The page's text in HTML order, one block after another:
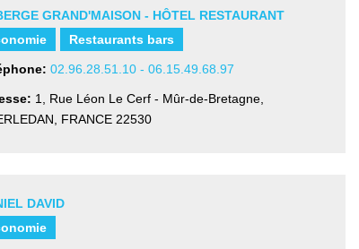
GRAND'MAISON - HÔTEL RESTAURANT
Restaurants bars
02.96.28.51.10 - 06.15.49.68.97
1, Rue Léon Le Cerf - Mûr-de-Bretagne,
FRANCE 22530
DAVID